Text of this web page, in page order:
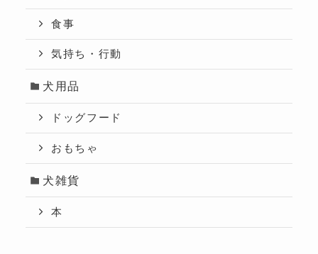
食事
気持ち・行動
犬用品
ドッグフード
おもちゃ
犬雑貨
本